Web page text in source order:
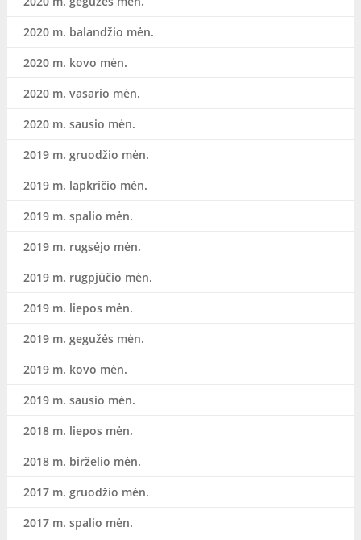
2020 m. balandžio mėn.
2020 m. kovo mėn.
2020 m. vasario mėn.
2020 m. sausio mėn.
2019 m. gruodžio mėn.
2019 m. lapkričio mėn.
2019 m. spalio mėn.
2019 m. rugsėjo mėn.
2019 m. rugpjūčio mėn.
2019 m. liepos mėn.
2019 m. gegužės mėn.
2019 m. kovo mėn.
2019 m. sausio mėn.
2018 m. liepos mėn.
2018 m. birželio mėn.
2017 m. gruodžio mėn.
2017 m. spalio mėn.